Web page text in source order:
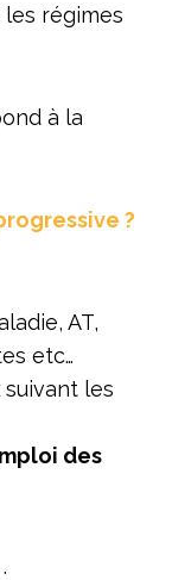
les régimes
à la
?
AT,
etc…
suivant les
des